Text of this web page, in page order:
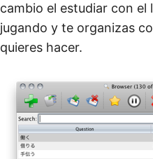
cambio el estudiar con el
jugando y te organizas
quieres hacer.